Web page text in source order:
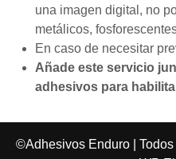
una imagen digital, no
metálicos,
En caso de necesitar
Añade este servicio
adhesivos para
©Adhesivos Enduro |
algunas
funcionalidades
desaparecerán
de la web.
comportamiento